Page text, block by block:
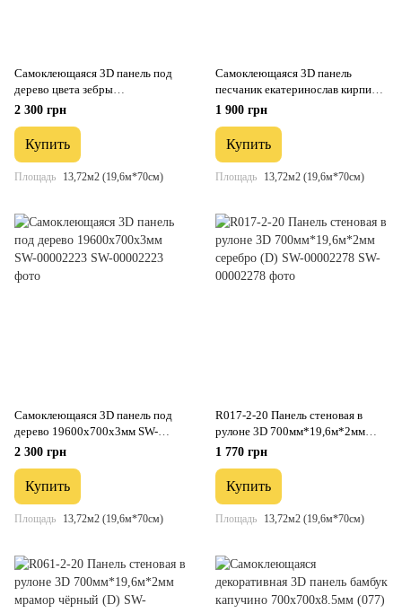
Самоклеющаяся 3D панель под
дерево цвета зебры
19600х700х3мм SW-00001475
2 300 грн
Купить
Площадь 13,72м2 (19,6м*70см)
Самоклеющаяся 3D панель
песчаник екатеринослав кирпич
19600х700х3мм SW-00001735
1 900 грн
Купить
Площадь 13,72м2 (19,6м*70см)
Самоклеющаяся 3D панель под
дерево 19600х700х3мм SW-
00002223
2 300 грн
Купить
Площадь 13,72м2 (19,6м*70см)
R017-2-20 Панель стеновая в
рулоне 3D 700мм*19,6м*2мм
серебро (D) SW-00002278
1 770 грн
Купить
Площадь 13,72м2 (19,6м*70см)